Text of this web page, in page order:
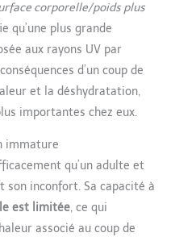
corporelle/poids plus
qu’une plus grande
aux rayons UV par
d’un coup de
et la déshydratation,
importantes chez eux.
immature
qu’un adulte et
son inconfort. Sa capacité à
est limitée, ce qui
associé au coup de